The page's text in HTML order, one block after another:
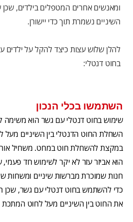
ומאנשים אחרים המטפלים בילדים, שכן
השיניים נשמרת תוך כדי יישורן.
להלן שלוש עצות כיצד להקל על
בחוט דנטלי:
השתמשו בכלי הנכון
שימוש בחוט דנטלי עם גשר הוא
השחלת החוט הדנטלי בין השיניים
במקצת להשחלת חוט במחט. משחיל
הוא אביזר עזר לא יקר לשימוש חד
חנות שמוכרת מברשות שיניים ומשחות
כדי להשתמש בחוט דנטלי עם גשר, שכן
את החוט בין השיניים מעל לחוט המתכת